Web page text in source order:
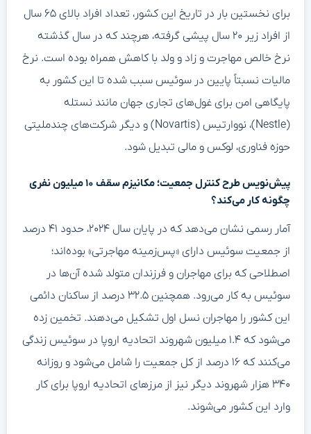
برای نخستین بار در تاریخ این کشور، تعداد افراد بالای ۶۵ سال
از افراد زیر ۲۰ سال پیشی گرفته، هرچند که در سال گذشته
نرخ خالص مهاجرت و زاد و ولد با کاهش همراه بوده است. نرخ
مالیات نسبتاً پایین در سوئیس سبب شده تا این کشور به
پایگاهی امن برای غول‌های تجاری جهان مانند نستله
(Nestle)، نووارتیس (Novartis) و دیگر شرکت‌های چندملیتی
حوزه فناوری، لوکس و مالی تبدیل شود.
پیش‌نویس طرح کنترل جمعیت؛ مکانیزم سقف ۱۰ میلیون نفری
چگونه کار می‌کند؟
آمار رسمی نشان می‌دهد که در پایان سال ۲۰۲۴، حدود ۴۱ درصد
از جمعیت سوئیس دارای «پس‌زمینه مهاجرتی» بوده‌اند؛
اصطلاحی که برای مهاجران و فرزندان متولد شده آن‌ها در
سوئیس به کار می‌رود. همچنین ۳۲.۵ درصد از ساکنان دائمی
این کشور را مهاجران نسل اول تشکیل می‌دهند. تخمین زده
می‌شود که ۱.۴ میلیون شهروند اتحادیه اروپا در سوئیس زندگی
می‌کنند که ۱۶ درصد از کل جمعیت را شامل می‌شود و روزانه
۳۴۰ هزار شهروند دیگر نیز از مرزهای اتحادیه اروپا برای کار
وارد این کشور می‌شوند.